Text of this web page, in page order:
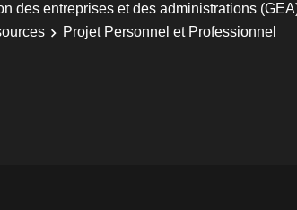
des entreprises et des administrations
Projet Personnel et Professionnel